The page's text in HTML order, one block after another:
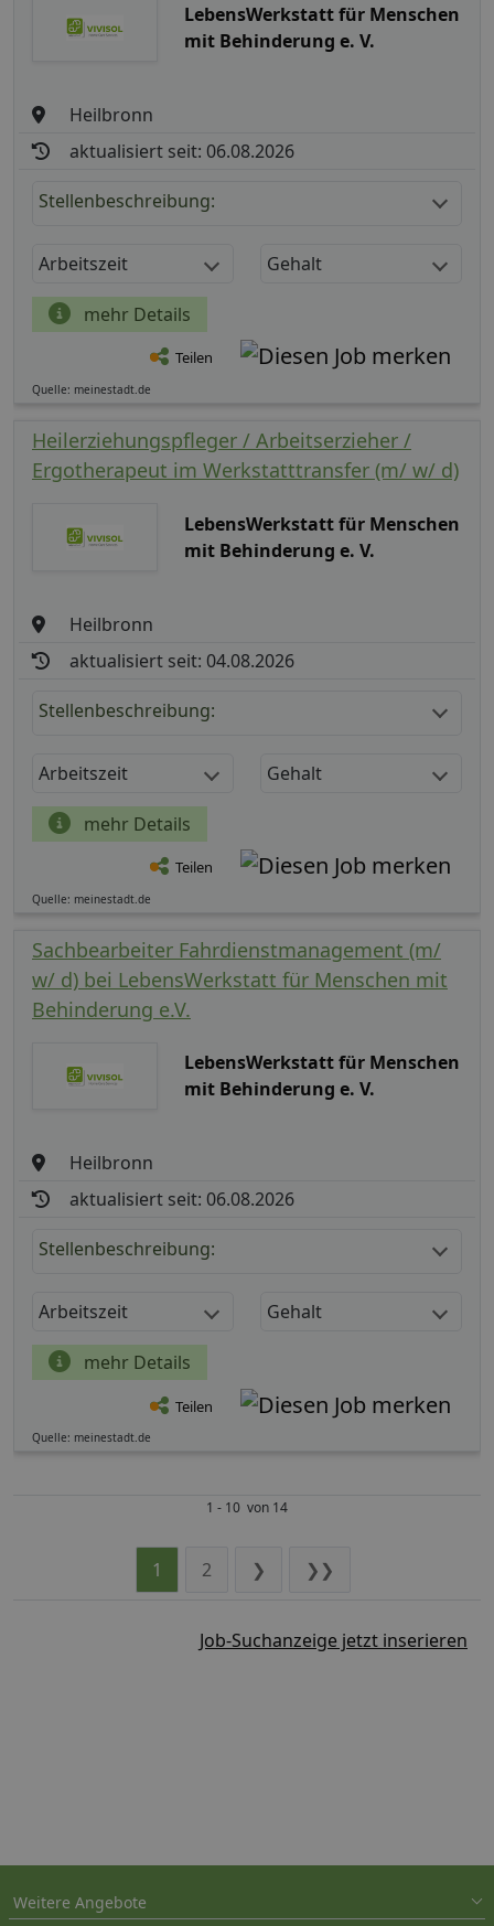
LebensWerkstatt für Menschen
mit Behinderung e. V.
Heilbronn
aktualisiert seit: 06.08.2026
Stellenbeschreibung:
Arbeitszeit Gehalt
mehr Details
Teilen
Quelle: meinestadt.de
Heilerziehungspfleger / Arbeitserzieher /
Ergotherapeut im Werkstatttransfer (m/ w/ d)
LebensWerkstatt für Menschen
mit Behinderung e. V.
Heilbronn
aktualisiert seit: 04.08.2026
Stellenbeschreibung:
Arbeitszeit Gehalt
mehr Details
Teilen
Quelle: meinestadt.de
Sachbearbeiter Fahrdienstmanagement (m/
w/ d) bei LebensWerkstatt für Menschen mit
Behinderung e.V.
LebensWerkstatt für Menschen
mit Behinderung e. V.
Heilbronn
aktualisiert seit: 06.08.2026
Stellenbeschreibung:
Arbeitszeit Gehalt
mehr Details
Teilen
Quelle: meinestadt.de
1 - 10 von 14
1 2 ❯ ❯❯
Job-Suchanzeige jetzt inserieren
Weitere Angebote